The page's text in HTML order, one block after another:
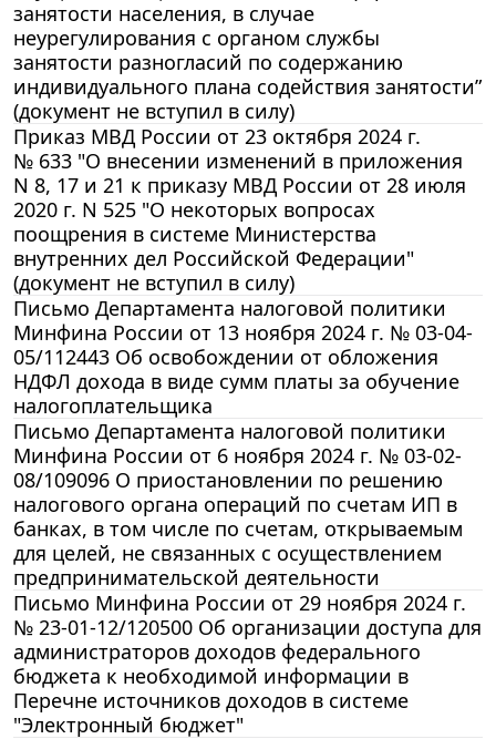
занятости населения, в случае
неурегулирования с органом службы
занятости разногласий по содержанию
индивидуального плана содействия занятости”
(документ не вступил в силу)
Приказ МВД России от 23 октября 2024 г.
№ 633 "О внесении изменений в приложения
N 8, 17 и 21 к приказу МВД России от 28 июля
2020 г. N 525 "О некоторых вопросах
поощрения в системе Министерства
внутренних дел Российской Федерации"
(документ не вступил в силу)
Письмо Департамента налоговой политики
Минфина России от 13 ноября 2024 г. № 03-04-
05/112443 Об освобождении от обложения
НДФЛ дохода в виде сумм платы за обучение
налогоплательщика
Письмо Департамента налоговой политики
Минфина России от 6 ноября 2024 г. № 03-02-
08/109096 О приостановлении по решению
налогового органа операций по счетам ИП в
банках, в том числе по счетам, открываемым
для целей, не связанных с осуществлением
предпринимательской деятельности
Письмо Минфина России от 29 ноября 2024 г.
№ 23-01-12/120500 Об организации доступа для
администраторов доходов федерального
бюджета к необходимой информации в
Перечне источников доходов в системе
"Электронный бюджет"